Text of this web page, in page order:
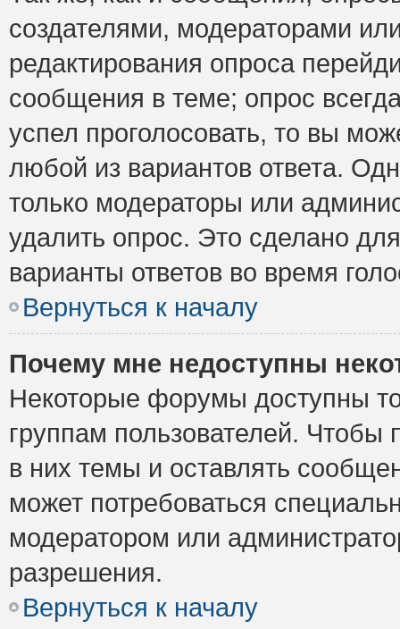
создателями, модераторами
редактирования опроса
сообщения в теме; опрос
успел проголосовать, то вы
любой из вариантов ответа.
только модераторы или
удалить опрос. Это сделано
варианты ответов во время
Вернуться к началу
Почему мне недоступны
Некоторые форумы доступны
группам пользователей. Чтобы
в них темы и оставлять
может потребоваться
модератором или
разрешения.
Вернуться к началу